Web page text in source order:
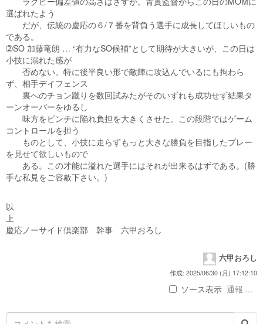
選ばれたよう
だが、伝統の慶応の６/７番を背負う選手に成長してほしいもの
である。
➁SO 加藤竜朗 … “有力なSO候補”として期待が大きいが、この日は
小技に溺れた感が
否めない。特に後半良い形で敵陣に攻込んでいるにも拘わら
ず、相手デイフェンス
裏へのチョン蹴りを数回試みたがそのいずれも成功せず結果タ
ーンオーバーをゆるし
味方をピンチに陥れ負担を大きくさせた。この段階ではゲーム
コントロールを担う
ものとして、小技に走らずもっと大きな勝負を目指したプレー
を見せて欲しいもので
ある。この才能に溢れた選手にはそれが出来るはずである。(勝
手な私見をご容赦下さい。)
以
慶応ノーサイド倶楽部 幹事 六甲おろし
六甲おろし
作成: 2025/06/30 (月) 17:12:10
ソース表示 通報 ...